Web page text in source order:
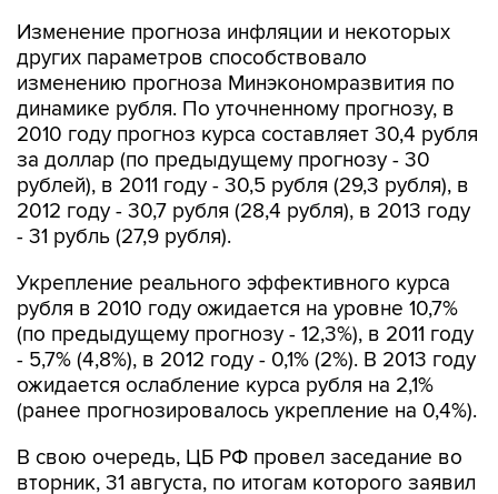
Изменение прогноза инфляции и некоторых
других параметров способствовало
изменению прогноза Минэкономразвития по
динамике рубля. По уточненному прогнозу, в
2010 году прогноз курса составляет 30,4 рубля
за доллар (по предыдущему прогнозу - 30
рублей), в 2011 году - 30,5 рубля (29,3 рубля), в
2012 году - 30,7 рубля (28,4 рубля), в 2013 году
- 31 рубль (27,9 рубля).
Укрепление реального эффективного курса
рубля в 2010 году ожидается на уровне 10,7%
(по предыдущему прогнозу - 12,3%), в 2011 году
- 5,7% (4,8%), в 2012 году - 0,1% (2%). В 2013 году
ожидается ослабление курса рубля на 2,1%
(ранее прогнозировалось укрепление на 0,4%).
В свою очередь, ЦБ РФ провел заседание во
вторник, 31 августа, по итогам которого заявил